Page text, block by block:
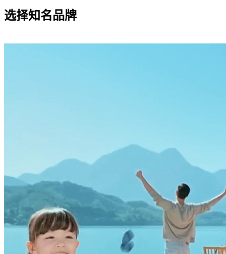
选择知名品牌